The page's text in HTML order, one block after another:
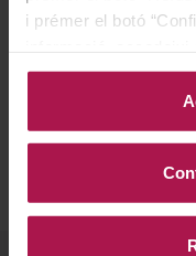
i prémer el botó
Millor